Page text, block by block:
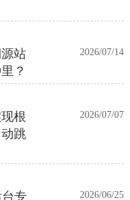
站
？
2026/07/14
根
跳
2026/07/07
台专 2026/06/25